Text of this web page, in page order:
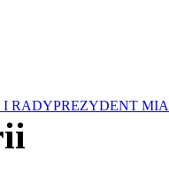
I RADYPREZYDENT